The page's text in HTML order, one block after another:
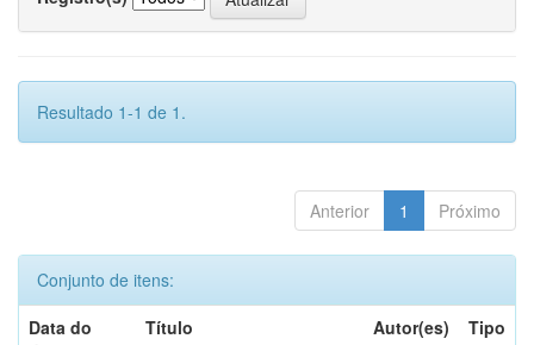
Resultado 1-1 de 1.
Anterior 1 Próximo
Conjunto de itens:
Data do
Título Autor(es) Tipo